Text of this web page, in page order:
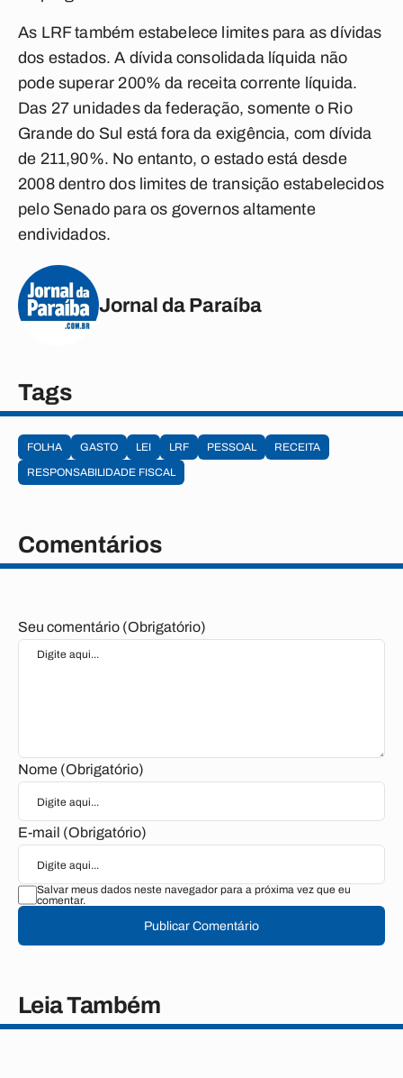
As LRF também estabelece limites para as dívidas
dos estados. A dívida consolidada líquida não
pode superar 200% da receita corrente líquida.
Das 27 unidades da federação, somente o Rio
Grande do Sul está fora da exigência, com dívida
de 211,90%. No entanto, o estado está desde
2008 dentro dos limites de transição estabelecidos
pelo Senado para os governos altamente
endividados.
Jornal da Paraíba
Tags
FOLHA GASTO LEI LRF PESSOAL
RECEITA
RESPONSABILIDADE FISCAL
Comentários
Seu comentário (Obrigatório)
Nome (Obrigatório)
E-mail (Obrigatório)
Salvar meus dados neste navegador para a próxima vez que eu
comentar.
Publicar Comentário
Leia Também